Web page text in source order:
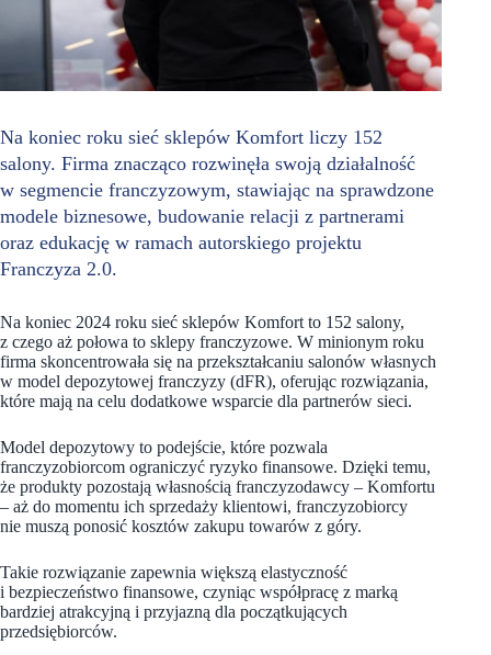
Na koniec roku sieć sklepów Komfort liczy 152
salony. Firma znacząco rozwinęła swoją działalność
w segmencie franczyzowym, stawiając na sprawdzone
modele biznesowe, budowanie relacji z partnerami
oraz edukację w ramach autorskiego projektu
Franczyza 2.0.
Na koniec 2024 roku sieć sklepów Komfort to 152 salony,
z czego aż połowa to sklepy franczyzowe. W minionym roku
firma skoncentrowała się na przekształcaniu salonów własnych
w model depozytowej franczyzy (dFR), oferując rozwiązania,
które mają na celu dodatkowe wsparcie dla partnerów sieci.
Model depozytowy to podejście, które pozwala
franczyzobiorcom ograniczyć ryzyko finansowe. Dzięki temu,
że produkty pozostają własnością franczyzodawcy – Komfortu
– aż do momentu ich sprzedaży klientowi, franczyzobiorcy
nie muszą ponosić kosztów zakupu towarów z góry.
Takie rozwiązanie zapewnia większą elastyczność
i bezpieczeństwo finansowe, czyniąc współpracę z marką
bardziej atrakcyjną i przyjazną dla początkujących
przedsiębiorców.